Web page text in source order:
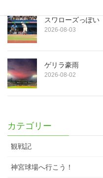
スワローズっぽい
2026-08-03
ゲリラ豪雨
2026-08-02
カテゴリー
観戦記
神宮球場へ行こう！